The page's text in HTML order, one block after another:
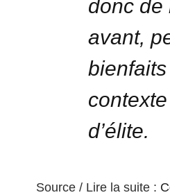
donc de
avant,
d’élite.
Source / Lire la suite :